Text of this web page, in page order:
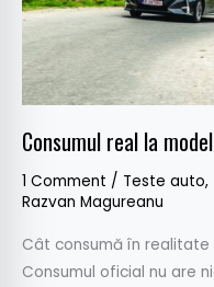
Consumul real la
1 Comment / Teste auto,
Razvan Magureanu
Cât consumă în realitate
Consumul oficial nu are